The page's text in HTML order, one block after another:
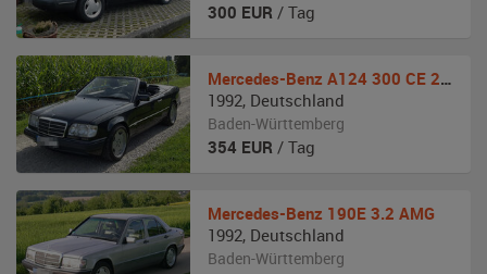
300 EUR / Tag
Mercedes-Benz A124 300 CE 24V Cabrio
1992, Deutschland
Baden-Württemberg
354 EUR / Tag
Mercedes-Benz 190E 3.2 AMG
1992, Deutschland
Baden-Württemberg